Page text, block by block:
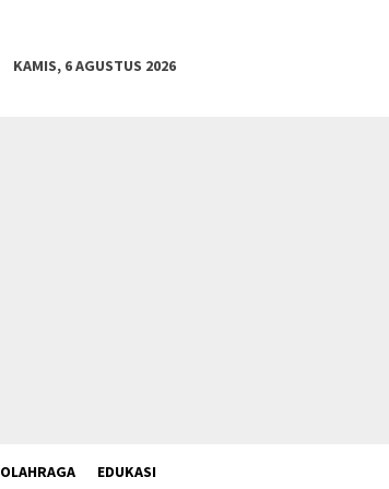
KAMIS, 6 AGUSTUS 2026
OLAHRAGA EDUKASI